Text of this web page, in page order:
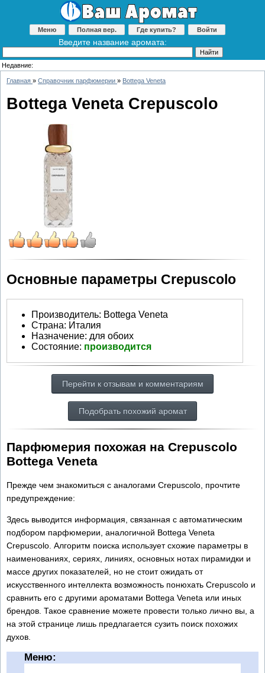
Меню Полная вер. Где купить? Войти
Введите название аромата:
Недавние:
Главная » Справочник парфюмерии » Bottega Veneta
Bottega Veneta Crepuscolo
Основные параметры Crepuscolo
Производитель: Bottega Veneta
Страна: Италия
Назначение: для обоих
Состояние: производится
Перейти к отзывам и комментариям
Подобрать похожий аромат
Парфюмерия похожая на Crepuscolo
Bottega Veneta
Прежде чем знакомиться с аналогами Crepuscolo, прочтите
предупреждение:
Здесь выводится информация, связанная с автоматическим
подбором парфюмерии, аналогичной Bottega Veneta
Crepuscolo. Алгоритм поиска использует схожие параметры в
наименованиях, сериях, линиях, основных нотах пирамидки и
массе других показателей, но не стоит ожидать от
искусственного интеллекта возможность понюхать Crepuscolo и
сравнить его с другими ароматами Bottega Veneta или иных
брендов. Такое сравнение можете провести только лично вы, а
на этой странице лишь предлагается сузить поиск похожих
духов.
Меню: